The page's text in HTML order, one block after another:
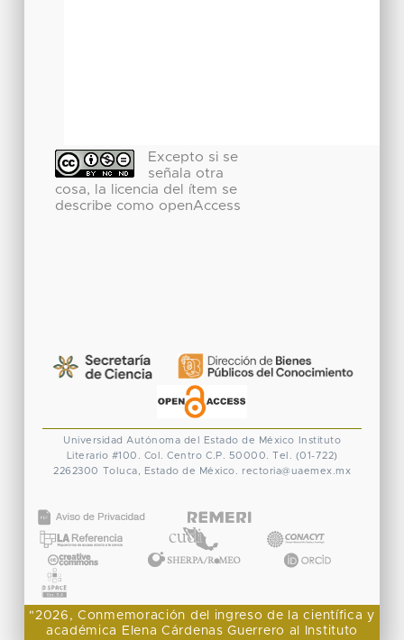
Excepto si se
señala otra
cosa, la licencia del ítem se
describe como openAccess
Universidad Autónoma del Estado de México
Instituto
Literario #100. Col. Centro C.P. 50000. Tel. (01-722)
2262300
Toluca, Estado de México. rectoria@uaemex.mx
"2026, Conmemoración del ingreso de la científica y
académica Elena Cárdenas Guerrero al Instituto